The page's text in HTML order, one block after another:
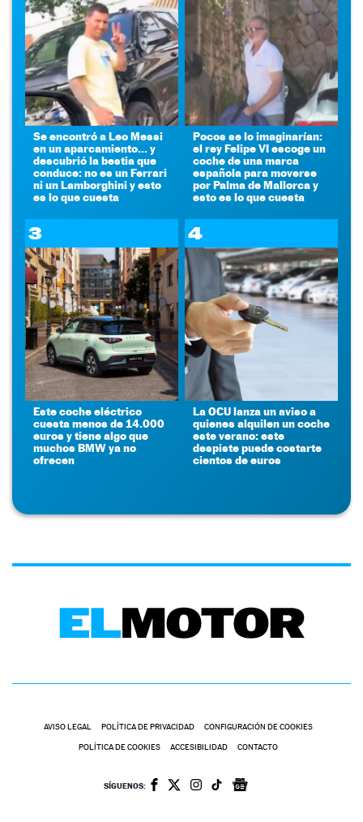
Se encontró a Leo Messi
en un aparcamiento... y
descubrió la bestia que
conduce: no es un Ferrari
ni un Lamborghini y esto
es lo que cuesta
Pocos se lo imaginarían:
el rey Felipe VI escoge un
coche de una marca
española para moverse
por Palma de Mallorca y
esto es lo que cuesta
3
Este coche eléctrico
cuesta menos de 14.000
euros y tiene algo que
muchos BMW ya no
ofrecen
4
La OCU lanza un aviso a
quienes alquilen un coche
este verano: este
despiste puede costarte
cientos de euros
AVISO LEGAL POLÍTICA DE PRIVACIDAD CONFIGURACIÓN DE COOKIES
POLÍTICA DE COOKIES ACCESIBILIDAD CONTACTO
SÍGUENOS: